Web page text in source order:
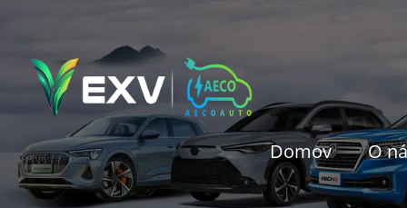
Domov O